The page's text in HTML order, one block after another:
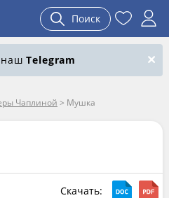
Поиск
нашTelegram
Чаплиной > Мушка
Скачать: